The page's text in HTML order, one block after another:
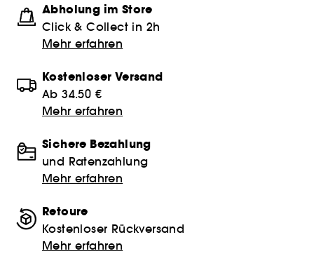
Abholung im Store
Click & Collect in 2h
Mehr erfahren
Kostenloser Versand
Ab 34.50 €
Mehr erfahren
Sichere Bezahlung
und Ratenzahlung
Mehr erfahren
Retoure
Kostenloser Rückversand
Mehr erfahren